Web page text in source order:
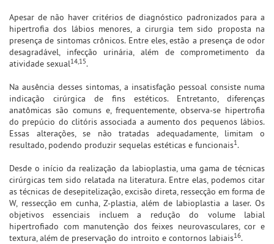
Apesar de não haver critérios de diagnóstico padronizados para a
hipertrofia dos lábios menores, a cirurgia tem sido proposta na
presença de sintomas crônicos. Entre eles, estão a presença de odor
desagradável, infecção urinária, além de comprometimento da
atividade sexual14,15.
Na ausência desses sintomas, a insatisfação pessoal consiste numa
indicação cirúrgica de fins estéticos. Entretanto, diferenças
anatômicas são comuns e, frequentemente, observa-se hipertrofia
do prepúcio do clitóris associada a aumento dos pequenos lábios.
Essas alterações, se não tratadas adequadamente, limitam o
resultado, podendo produzir sequelas estéticas e funcionais1.
Desde o início da realização da labioplastia, uma gama de técnicas
cirúrgicas tem sido relatada na literatura. Entre elas, podemos citar
as técnicas de desepitelização, excisão direta, ressecção em forma de
W, ressecção em cunha, Z-plastia, além de labioplastia a laser. Os
objetivos essenciais incluem a redução do volume labial
hipertrofiado com manutenção dos feixes neurovasculares, cor e
textura, além de preservação do introito e contornos labiais16.